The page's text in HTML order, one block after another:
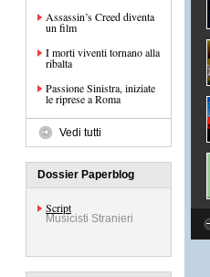
Assassin’s Creed diventa
un film
I morti viventi tornano alla
ribalta
Passione Sinistra, iniziate
le riprese a Roma
Vedi tutti
Dossier Paperblog
Script
Musicisti Stranieri